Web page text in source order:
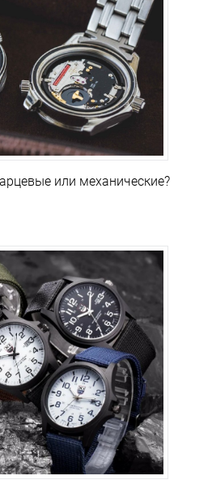
или механические?